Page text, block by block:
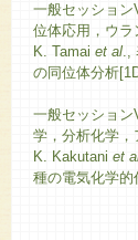
一般セッション
位体応用，ウ
K. Tamai et al.,
の同位体分析
一般セッショ
学，分析化学
K. Kakutani et
種の電気化学的